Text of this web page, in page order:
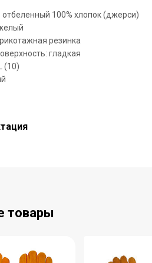
отбеленный 100% хлопок (джерси)
резинка
гладкая
(10)
товары